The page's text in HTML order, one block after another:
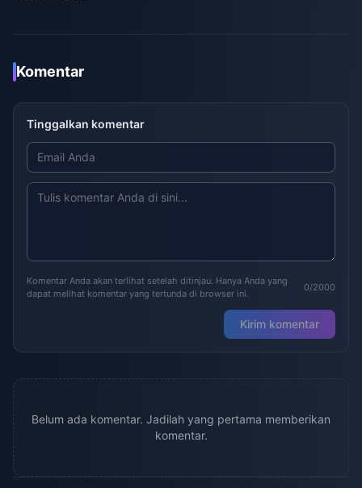
Komentar
Tinggalkan komentar
Komentar Anda akan terlihat setelah ditinjau. Hanya Anda yang
dapat melihat komentar yang tertunda di browser ini.
0/2000
Kirim komentar
Belum ada komentar. Jadilah yang pertama memberikan
komentar.